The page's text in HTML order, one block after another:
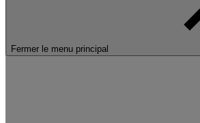
Fermer le menu principal